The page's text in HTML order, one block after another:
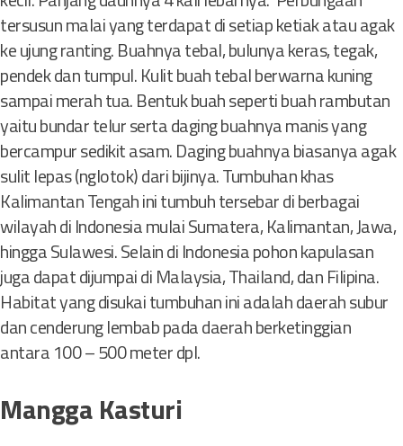
tersusun malai yang terdapat di setiap ketiak atau agak
ke ujung ranting. Buahnya tebal, bulunya keras, tegak,
pendek dan tumpul. Kulit buah tebal berwarna kuning
sampai merah tua. Bentuk buah seperti buah rambutan
yaitu bundar telur serta daging buahnya manis yang
bercampur sedikit asam. Daging buahnya biasanya agak
sulit lepas (nglotok) dari bijinya. Tumbuhan khas
Kalimantan Tengah ini tumbuh tersebar di berbagai
wilayah di Indonesia mulai Sumatera, Kalimantan, Jawa,
hingga Sulawesi. Selain di Indonesia pohon kapulasan
juga dapat dijumpai di Malaysia, Thailand, dan Filipina.
Habitat yang disukai tumbuhan ini adalah daerah subur
dan cenderung lembab pada daerah berketinggian
antara 100 – 500 meter dpl.
Mangga Kasturi